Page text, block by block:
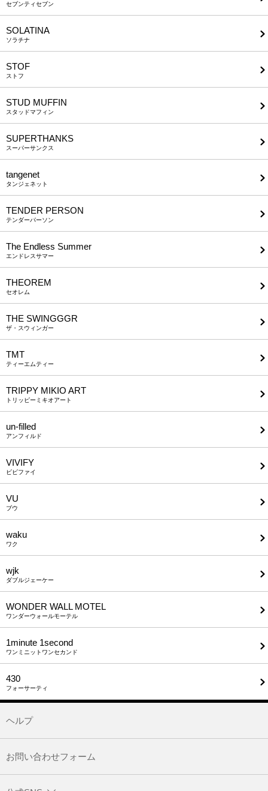
セブンティセブン
SOLATINA
ソラチナ
STOF
ストフ
STUD MUFFIN
スタッドマフィン
SUPERTHANKS
スーパーサンクス
tangenet
タンジェネット
TENDER PERSON
テンダーパーソン
The Endless Summer
エンドレスサマー
THEOREM
セオレム
THE SWINGGGR
ザ・スウィンガー
TMT
ティーエムティー
TRIPPY MIKIO ART
トリッピーミキオアート
un-filled
アンフィルド
VIVIFY
ビビファイ
VU
ブウ
waku
ワク
wjk
ダブルジェーケー
WONDER WALL MOTEL
ワンダーウォールモーテル
1minute​ 1second
ワンミニットワンセカンド
430
フォーサーティ
ヘルプ
お問い合わせフォーム